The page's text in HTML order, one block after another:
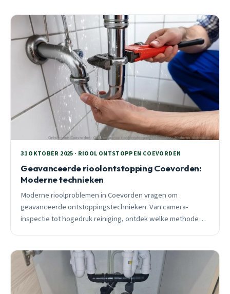
31 OKTOBER 2025 · RIOOL ONTSTOPPEN COEVORDEN
Geavanceerde rioolontstopping Coevorden:
Moderne technieken
Moderne rioolproblemen in Coevorden vragen om
geavanceerde ontstoppingstechnieken. Van camera-
inspectie tot hogedruk reiniging, ontdek welke methode